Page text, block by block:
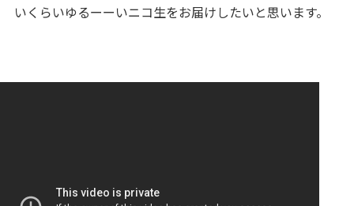
いくらいゆるーーいニコ生をお届けしたいと思います。